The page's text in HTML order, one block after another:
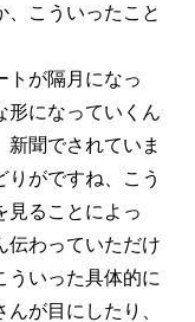
、こういったこと
が隔月になっ
形になっていくん
新聞でされていま
りがですね、こう
見ることによっ
伝わっていただけ
ういった具体的に
が目にしたり、